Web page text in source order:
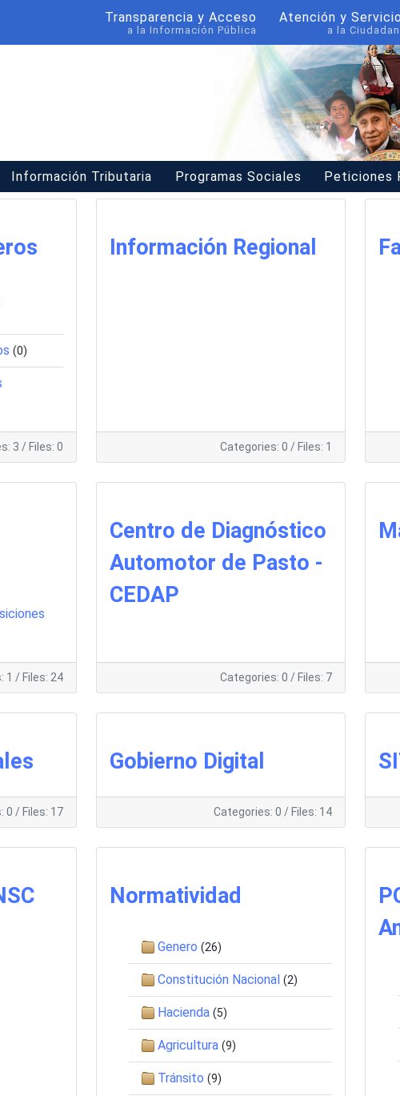
Transparencia y Acceso
a la Información Pública
Atención y
a la
Información Tributaria Programas Sociales Peticiones
(0)
3 / Files: 0
Información Regional
Categories: 0 / Files: 1
1 / Files: 24
Centro de Diagnóstico
Automotor de Pasto -
CEDAP
Categories: 0 / Files: 7
0 / Files: 17
Gobierno Digital
Categories: 0 / Files: 14
Normatividad
Genero (26)
Constitución Nacional (2)
Hacienda (5)
Agricultura (9)
Tránsito (9)